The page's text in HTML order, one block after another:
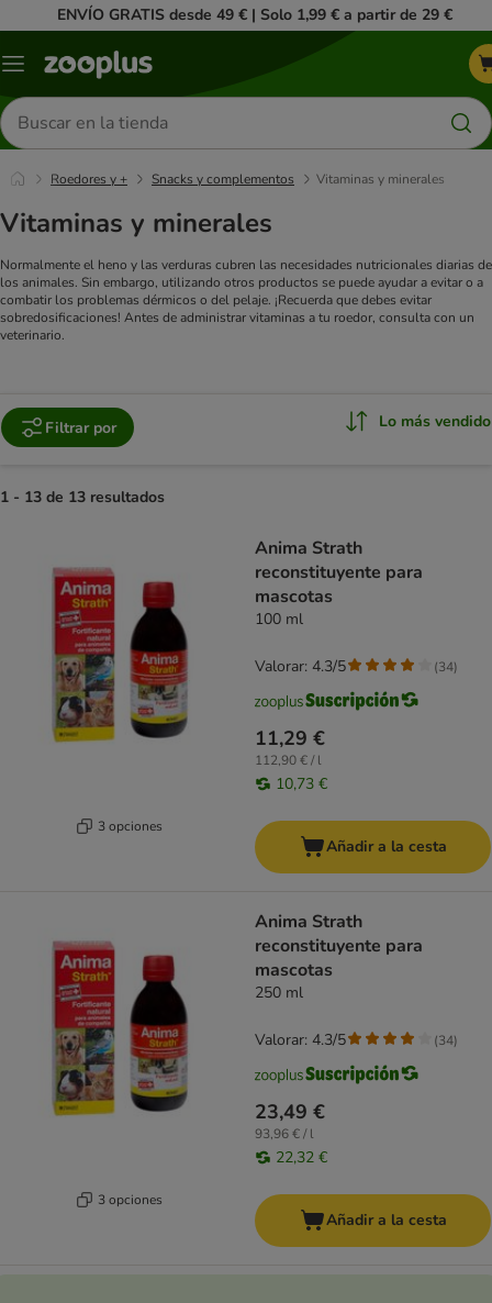
ENVÍO GRATIS desde 49 € | Solo 1,99 € a partir de 29 €
Menú
Buscar
productos
Roedores y + Snacks y complementos Vitaminas y minerales
Vitaminas y minerales
Normalmente el heno y las verduras cubren las necesidades nutricionales diarias de
los animales. Sin embargo, utilizando otros productos se puede ayudar a evitar o a
combatir los problemas dérmicos o del pelaje. ¡Recuerda que debes evitar
sobredosificaciones! Antes de administrar vitaminas a tu roedor, consulta con un
veterinario.
Filtrar por Lo más vendido
1 - 13 de 13 resultados
3 opciones
Anima Strath
reconstituyente para
mascotas
100 ml
11,29 €
112,90 € / l
10,73 €
Valorar: 4.3/5 (34)
Añadir a la cesta
3 opciones
Anima Strath
reconstituyente para
mascotas
250 ml
23,49 €
93,96 € / l
22,32 €
Valorar: 4.3/5 (34)
Añadir a la cesta